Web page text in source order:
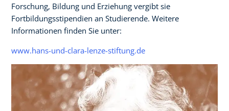
Forschung, Bildung und Erziehung vergibt sie
Fortbildungsstipendien an Studierende. Weitere
Informationen finden Sie unter:
www.hans-und-clara-lenze-stiftung.de